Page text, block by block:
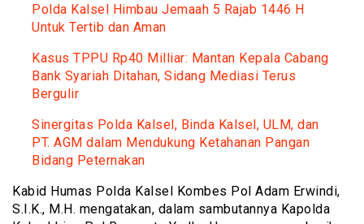
Polda Kalsel Himbau Jemaah 5 Rajab 1446 H
Untuk Tertib dan Aman
Kasus TPPU Rp40 Milliar: Mantan Kepala Cabang
Bank Syariah Ditahan, Sidang Mediasi Terus
Bergulir
Sinergitas Polda Kalsel, Binda Kalsel, ULM, dan
PT. AGM dalam Mendukung Ketahanan Pangan
Bidang Peternakan
Kabid Humas Polda Kalsel Kombes Pol Adam Erwindi,
S.I.K., M.H. mengatakan, dalam sambutannya Kapolda